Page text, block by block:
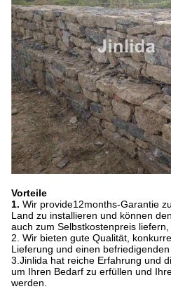
Vorteile
1. Wir provide12months-Garantie
Land zu installieren und können
auch zum Selbstkostenpreis
2. Wir bieten gute Qualität,
Lieferung und einen befriedigenden
3.Jinlida hat reiche Erfahrung und
um Ihren Bedarf zu erfüllen und
werden.